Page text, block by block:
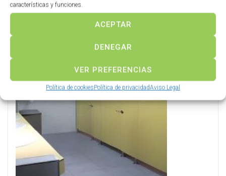
características y funciones.
ACEPTAR
DENEGAR
VER PREFERENCIAS
Política de cookiesPolítica de privacidadAviso Legal
Diseño modular para vestuarios de empresa: taquillas